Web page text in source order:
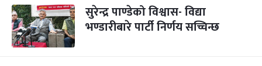
सुरेन्द्र पाण्डेको विश्वास- विद्या
भण्डारीबारे पार्टी निर्णय सच्चिन्छ